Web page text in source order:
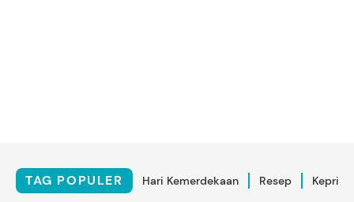
TAG POPULER Hari Kemerdekaan Resep